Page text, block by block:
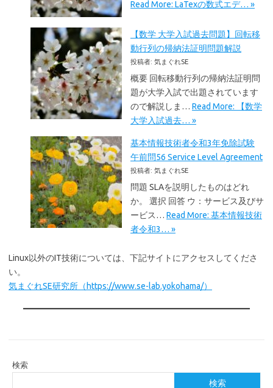
Read More: LaTexの数式エデ… »
【数学 大学入試過去問題】回転移
動行列の帰納法証明問題解説
投稿者: 気まぐれSE
概要 回転移動行列の帰納法証明問
題が大学入試で出題されています
ので解説しま… Read More: 【数学
大学入試過去… »
基本情報技術者令和3年免除試験
午前問56 Service Level Agreement
投稿者: 気まぐれSE
問題 SLAを説明したものはどれ
か。 選択 回答 ウ：サービス及びサ
ービス… Read More: 基本情報技術
者令和3… »
Linux以外のIT技術については、下記サイトにアクセスしてくださ
い。
気まぐれSE研究所（https://www.se-lab.yokohama/）
検索
検索